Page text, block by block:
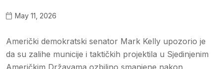
May 11, 2026
Američki demokratski senator Mark Kelly upozorio je
da su zalihe municije i taktičkih projektila u Sjedinjenim
Američkim Državama ozbiljno smanjene nakon